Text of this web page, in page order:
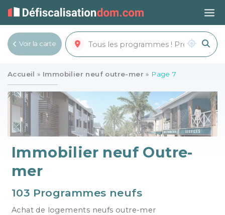
Accueil » Immobilier neuf outre-mer » Page 7
Immobilier neuf Outre-
mer
103 Programmes neufs
Achat de logements neufs outre-mer
Voir la carte Voir la liste